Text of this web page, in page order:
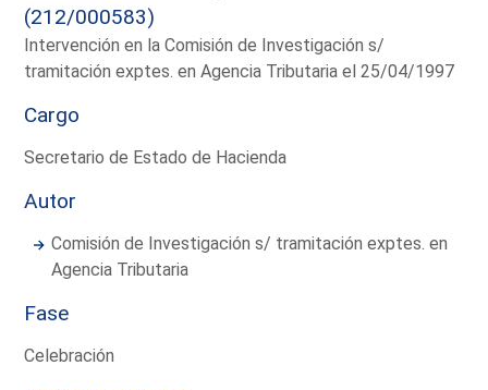
(212/000583)
Intervención en la Comisión de Investigación s/
tramitación exptes. en Agencia Tributaria el 25/04/1997
Cargo
Secretario de Estado de Hacienda
Autor
Comisión de Investigación s/ tramitación exptes. en
Agencia Tributaria
Fase
Celebración